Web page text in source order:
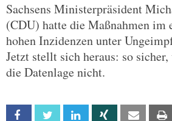
Sachsens Ministerpräsident
(CDU) hatte die Maßnahmen im
hohen Inzidenzen unter
Jetzt stellt sich heraus: so
die Datenlage nicht.
Facebook Twitter Linkedin Xing Email